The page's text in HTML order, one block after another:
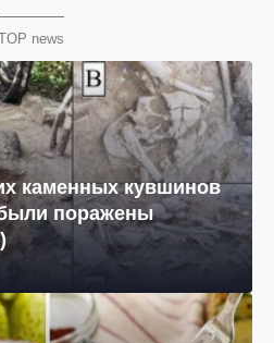
news
каменных кувшинов
поражены